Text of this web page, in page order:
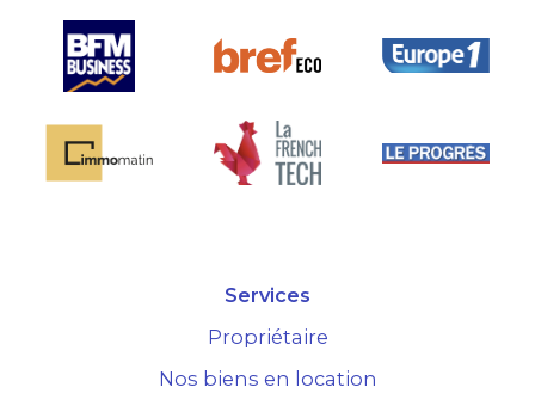
Services
Propriétaire
Nos biens en location